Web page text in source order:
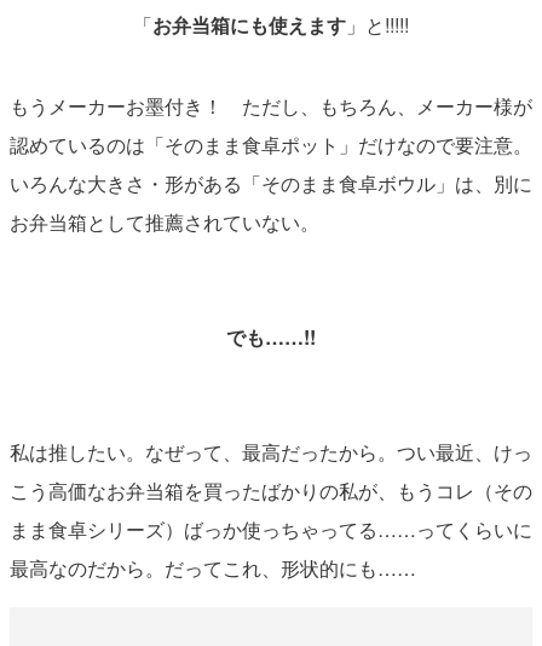
「お弁当箱にも使えます 」と!!!!!
もうメーカーお墨付き！ ただし、もちろん、メーカー様が
認めているのは「そのまま食卓ポット」だけなので要注意。
いろんな大きさ・形がある「そのまま食卓ボウル」は、別に
お弁当箱として推薦されていない。
でも……!!
私は推したい。なぜって、最高だったから。つい最近、けっ
こう高価なお弁当箱を買ったばかりの私が、もうコレ（その
まま食卓シリーズ）ばっか使っちゃってる……ってくらいに
最高なのだから。だってこれ、形状的にも……